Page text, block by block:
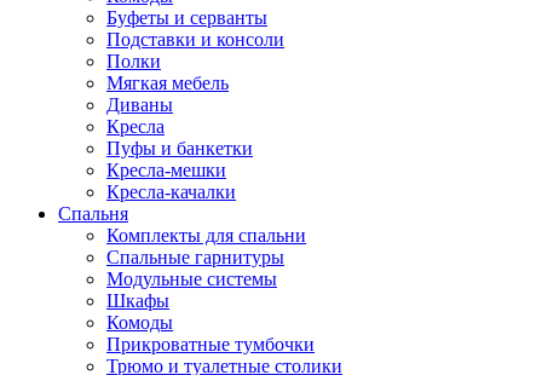
Буфеты и серванты
Подставки и консоли
Полки
Мягкая мебель
Диваны
Кресла
Пуфы и банкетки
Кресла-мешки
Кресла-качалки
Спальня
Комплекты для спальни
Спальные гарнитуры
Модульные системы
Шкафы
Комоды
Прикроватные тумбочки
Трюмо и туалетные столики